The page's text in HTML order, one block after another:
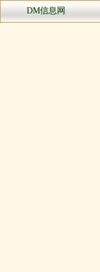
DM信息网